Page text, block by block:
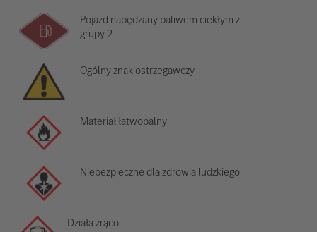
Pojazd napędzany paliwem ciekłym z
grupy 2
Ogólny znak ostrzegawczy
Materiał łatwopalny
Niebezpieczne dla zdrowia ludzkiego
Działa żrąco